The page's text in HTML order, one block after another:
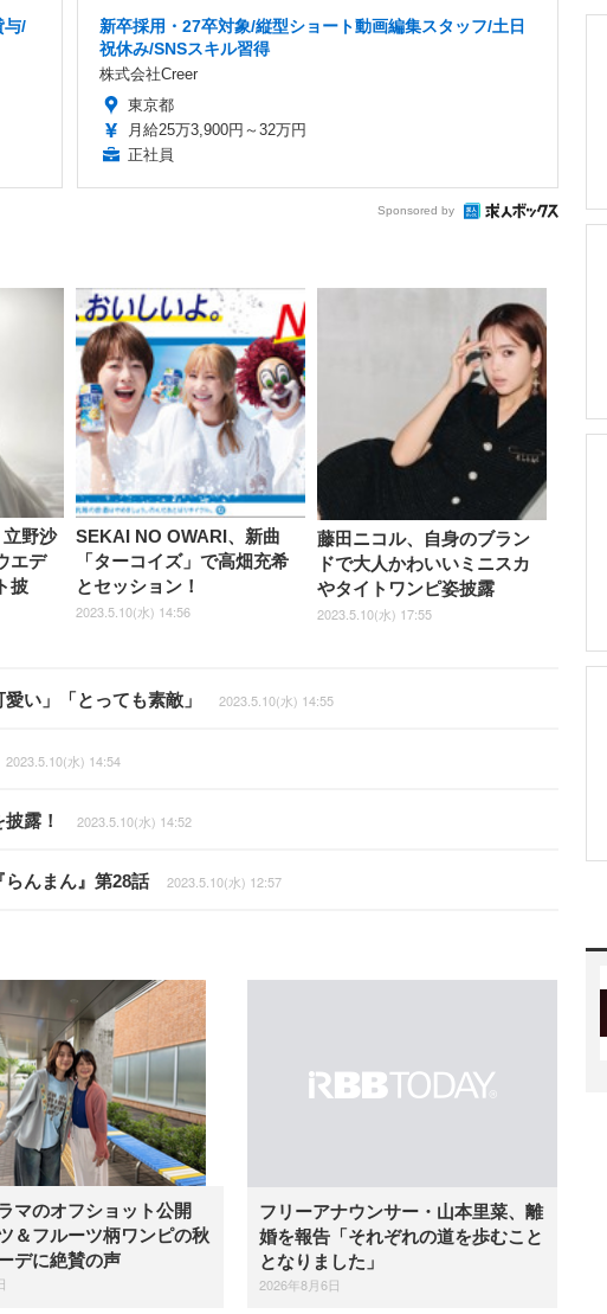
与/
新卒採用・27卒対象/縦型ショート動画編集スタッフ/土日
祝休み/SNSスキル習得
株式会社Creer
東京都
月給25万3,900円～32万円
正社員
Sponsored by
立野沙
エデ
披
SEKAI NO OWARI、新曲
「ターコイズ」で高畑充希
とセッション！
2023.5.10(水) 14:56
藤田ニコル、自身のブラン
ドで大人かわいいミニスカ
やタイトワンピ姿披露
2023.5.10(水) 17:55
い」「とっても素敵」 2023.5.10(水) 14:55
2023.5.10(水) 14:54
露！ 2023.5.10(水) 14:52
んまん』第28話 2023.5.10(水) 12:57
マのオフショット公開
＆フルーツ柄ワンピの秋
デに絶賛の声
フリーアナウンサー・山本里菜、離
婚を報告「それぞれの道を歩むこと
となりました」
2026年8月6日